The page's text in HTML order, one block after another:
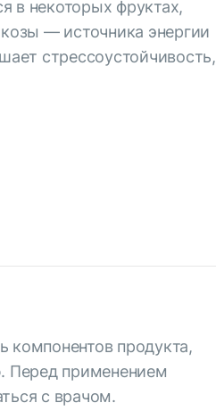
в некоторых фруктах,
— источника энергии
стрессоустойчивость,
компонентов продукта,
Перед применением
с врачом.